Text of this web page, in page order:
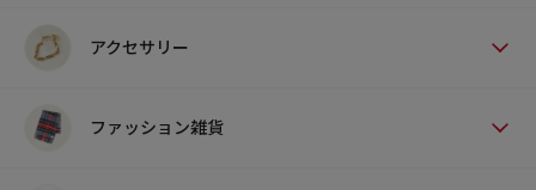
アクセサリー
ファッション雑貨